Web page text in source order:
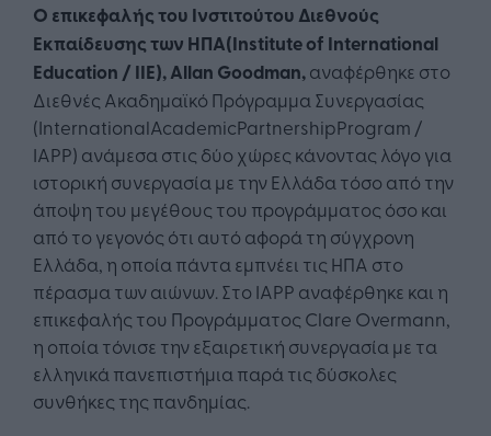
Ο επικεφαλής του Ινστιτούτου Διεθνούς
Εκπαίδευσης των ΗΠΑ(Institute of International
Education / IIE),Allan Goodman,αναφέρθηκε στο
Διεθνές Ακαδημαϊκό Πρόγραμμα Συνεργασίας
(InternationalAcademicPartnershipProgram /
IAPP) ανάμεσα στις δύο χώρες κάνοντας λόγο για
ιστορική συνεργασία με την Ελλάδα τόσο από την
άποψη του μεγέθους του προγράμματος όσο και
από το γεγονός ότι αυτό αφορά τη σύγχρονη
Ελλάδα, η οποία πάντα εμπνέει τις ΗΠΑ στο
πέρασμα των αιώνων. Στο IAPP αναφέρθηκε και η
επικεφαλής του Προγράμματος Clare Overmann,
η οποία τόνισε την εξαιρετική συνεργασία με τα
ελληνικά πανεπιστήμια παρά τις δύσκολες
συνθήκες της πανδημίας.